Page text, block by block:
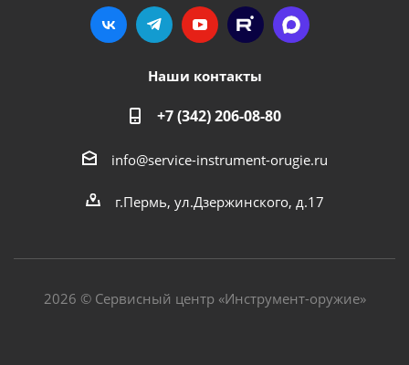
Наши контакты
+7 (342) 206-08-80
info@service-instrument-orugie.ru
г.Пермь, ул.Дзержинского, д.17
2026 © Сервисный центр «Инструмент-оружие»